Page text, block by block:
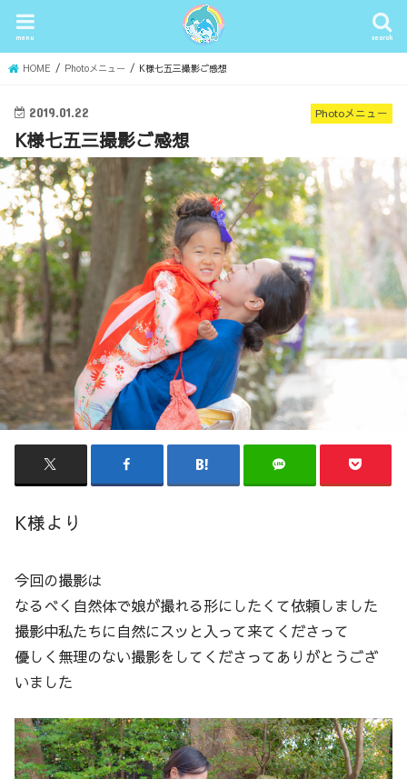
search
menu
HOME Photoメニュー K様七五三撮影ご感想
Photoメニュー
2019.01.22
K様七五三撮影ご感想
K様より
今回の撮影は
なるべく自然体で娘が撮れる形にしたくて依頼しました
撮影中私たちに自然にスッと入って来てくださって
優しく無理のない撮影をしてくださってありがとうござ
いました